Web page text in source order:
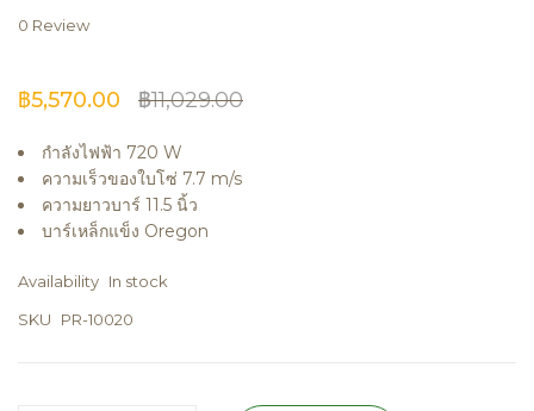
images
0 Review
฿5,570.00 ฿11,029.00
กำลังไฟฟ้า 720 W
ความเร็วของใบโซ่ 7.7 m/s
ความยาวบาร์ 11.5 นิ้ว
บาร์เหล็กแข็ง Oregon
Availability In stock
SKU
PR-10020